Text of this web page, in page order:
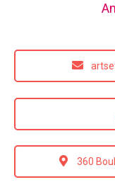
360